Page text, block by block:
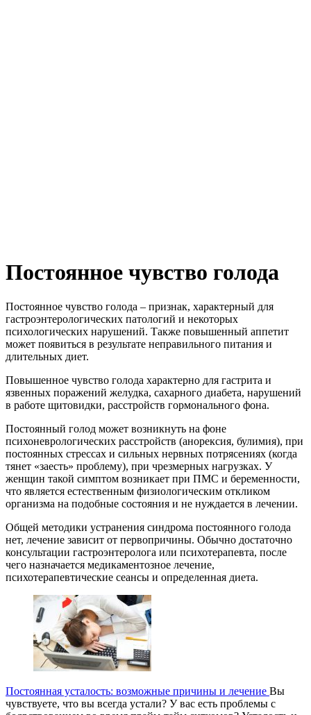
Постоянное чувство голода
Постоянное чувство голода – признак, характерный для
гастроэнтерологических патологий и некоторых
психологических нарушений. Также повышенный аппетит
может появиться в результате неправильного питания и
длительных диет.
Повышенное чувство голода характерно для гастрита и
язвенных поражений желудка, сахарного диабета, нарушений
в работе щитовидки, расстройств гормонального фона.
Постоянный голод может возникнуть на фоне
психоневрологических расстройств (анорексия, булимия), при
постоянных стрессах и сильных нервных потрясениях (когда
тянет «заесть» проблему), при чрезмерных нагрузках. У
женщин такой симптом возникает при ПМС и беременности,
что является естественным физиологическим откликом
организма на подобные состояния и не нуждается в лечении.
Общей методики устранения синдрома постоянного голода
нет, лечение зависит от первопричины. Обычно достаточно
консультации гастроэнтеролога или психотерапевта, после
чего назначается медикаментозное лечение,
психотерапевтические сеансы и определенная диета.
Постоянная усталость: возможные причины и лечение Вы
чувствуете, что вы всегда устали? У вас есть проблемы с